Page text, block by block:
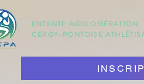
ENTENTE AGGLOMÉRATION
CERGY-PONTOISE